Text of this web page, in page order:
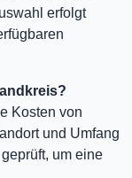
erfolgt
Kosten von
und Umfang
um eine